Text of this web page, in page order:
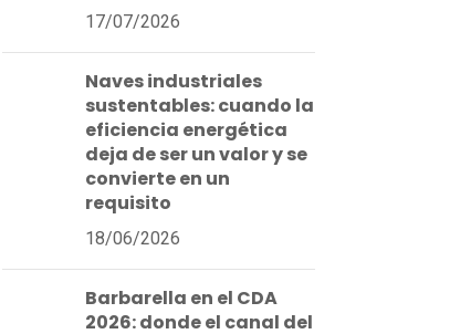
17/07/2026
Naves industriales
sustentables: cuando la
eficiencia energética
deja de ser un valor y se
convierte en un
requisito
18/06/2026
Barbarella en el CDA
2026: donde el canal del